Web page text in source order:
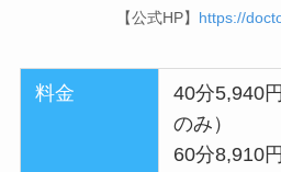
【公式HP】 https://
料金
40分5,940
のみ）
60分8,910